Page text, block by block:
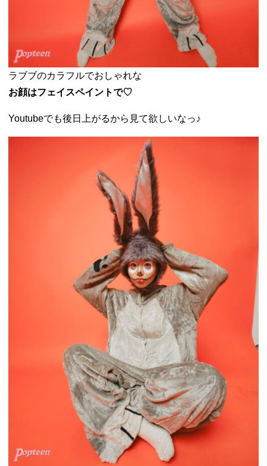
ラブブのカラフルでおしゃれな
お顔はフェイスペイントで♡
Youtubeでも後日上がるから見て欲しいなっ♪